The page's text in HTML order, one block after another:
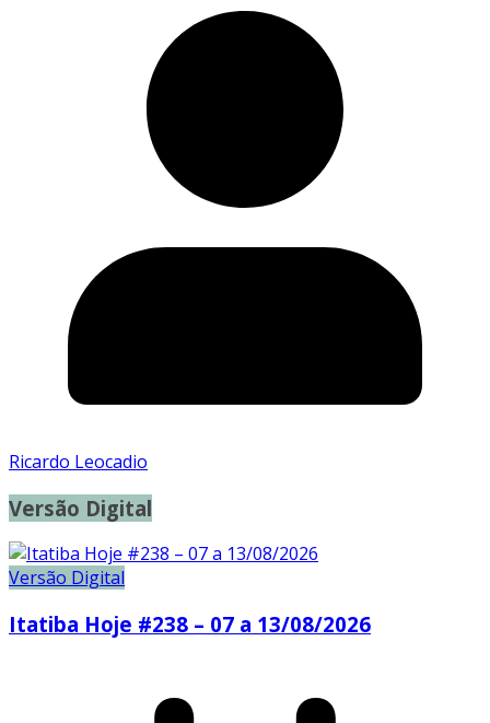
Ricardo Leocadio
Versão Digital
Versão Digital
Itatiba Hoje #238 – 07 a 13/08/2026